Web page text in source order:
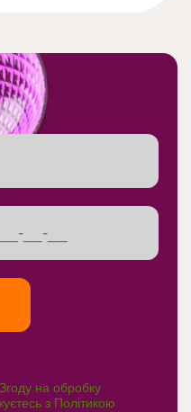
на обробку
з Політикою